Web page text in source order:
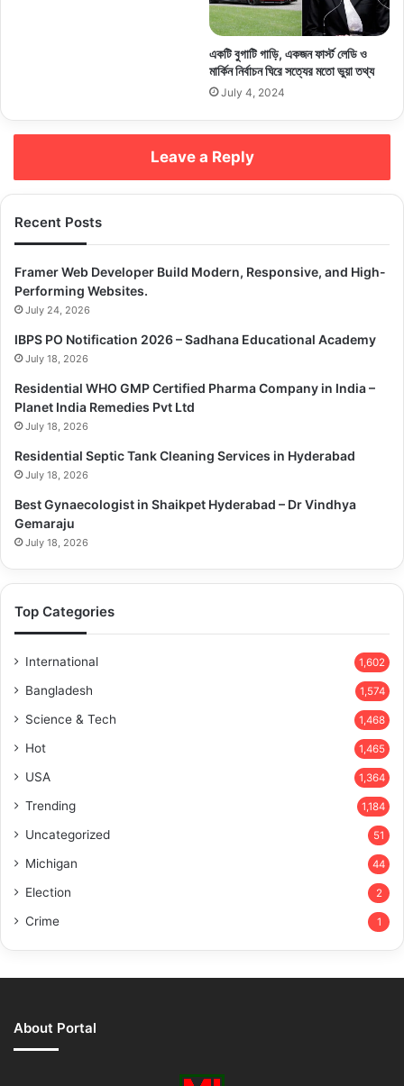
একটি বুগাটি গাড়ি, একজন ফার্স্ট লেডি ও
মার্কিন নির্বাচন ঘিরে সত্যের মতো ভুয়া তথ্য
July 4, 2024
Leave a Reply
Recent Posts
Framer Web Developer Build Modern, Responsive, and High-
Performing Websites.
July 24, 2026
IBPS PO Notification 2026 – Sadhana Educational Academy
July 18, 2026
Residential WHO GMP Certified Pharma Company in India –
Planet India Remedies Pvt Ltd
July 18, 2026
Residential Septic Tank Cleaning Services in Hyderabad
July 18, 2026
Best Gynaecologist in Shaikpet Hyderabad – Dr Vindhya
Gemaraju
July 18, 2026
Top Categories
International 1,602
Bangladesh 1,574
Science & Tech 1,468
Hot 1,465
USA 1,364
Trending 1,184
Uncategorized 51
Michigan 44
Election 2
Crime 1
About Portal